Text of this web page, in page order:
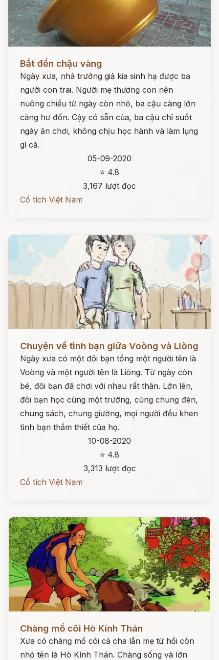
Đọc ngay
Bắt đền chậu vàng
Ngày xưa, nhà trưởng giả kia sinh hạ được ba
người con trai. Người mẹ thương con nên
nuông chiều từ ngày còn nhỏ, ba cậu càng lớn
càng hư đốn. Cậy có sẵn của, ba cậu chỉ suốt
ngày ăn chơi, không chịu học hành và làm lụng
gì cả.
05-09-2020
⭐ 4.8
3,167 lượt đọc
Cổ tích Việt Nam
Chuyện về tình bạn giữa Voòng và Liòng
Ngày xưa có một đôi bạn tồng một người tên là
Voòng và một người tên là Liòng. Từ ngày còn
bé, đôi bạn đã chơi với nhau rất thân. Lớn lên,
đôi bạn học cùng một trường, cùng chung đèn,
chung sách, chung giường, mọi người đều khen
tình bạn thắm thiết của họ.
10-08-2020
⭐ 4.8
3,313 lượt đọc
Cổ tích Việt Nam
Chàng mồ côi Hò Kính Thán
Xưa có chàng mồ côi cả cha lẫn mẹ từ hồi còn
nhỏ tên là Hò Kính Thán. Chàng sống và lớn